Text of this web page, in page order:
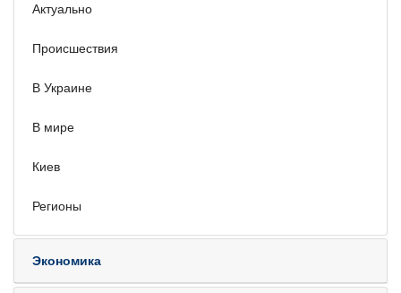
Актуально
Происшествия
В Украине
В мире
Киев
Регионы
Экономика